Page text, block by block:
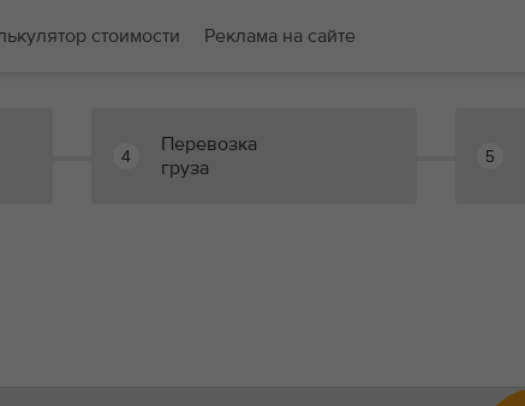
стоимости Реклама на сайте
4
Перевозка
груза
5